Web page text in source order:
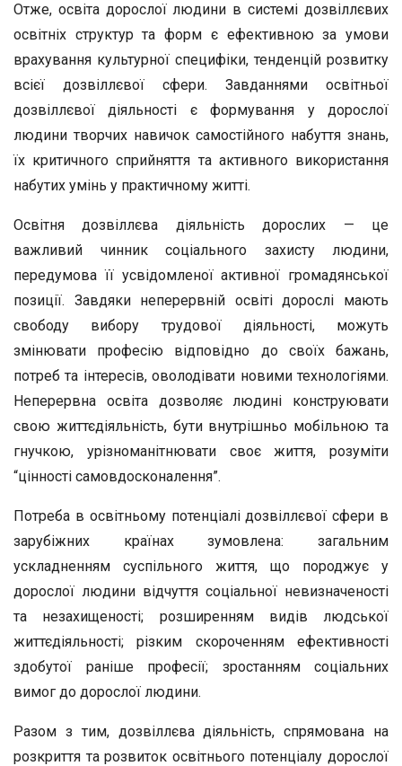
Отже, освіта дорослої людини в системі дозвіллєвих
освітніх структур та форм є ефективною за умови
врахування культурної специфіки, тенденцій розвитку
всієї дозвіллєвої сфери. Завданнями освітньої
дозвіллєвої діяльності є формування у дорослої
людини творчих навичок самостійного набуття знань,
їх критичного сприйняття та активного використання
набутих умінь у практичному житті.
Освітня дозвіллєва діяльність дорослих — це
важливий чинник соціального захисту людини,
передумова її усвідомленої активної громадянської
позиції. Завдяки неперервній освіті дорослі мають
свободу вибору трудової діяльності, можуть
змінювати професію відповідно до своїх бажань,
потреб та інтересів, оволодівати новими технологіями.
Неперервна освіта дозволяє людині конструювати
свою життєдіяльність, бути внутрішньо мобільною та
гнучкою, урізноманітнювати своє життя, розуміти
“цінності самовдосконалення”.
Потреба в освітньому потенціалі дозвіллєвої сфери в
зарубіжних країнах зумовлена: загальним
ускладненням суспільного життя, що породжує у
дорослої людини відчуття соціальної невизначеності
та незахищеності; розширенням видів людської
життєдіяльності; різким скороченням ефективності
здобутої раніше професії; зростанням соціальних
вимог до дорослої людини.
Разом з тим, дозвіллєва діяльність, спрямована на
розкриття та розвиток освітнього потенціалу дорослої